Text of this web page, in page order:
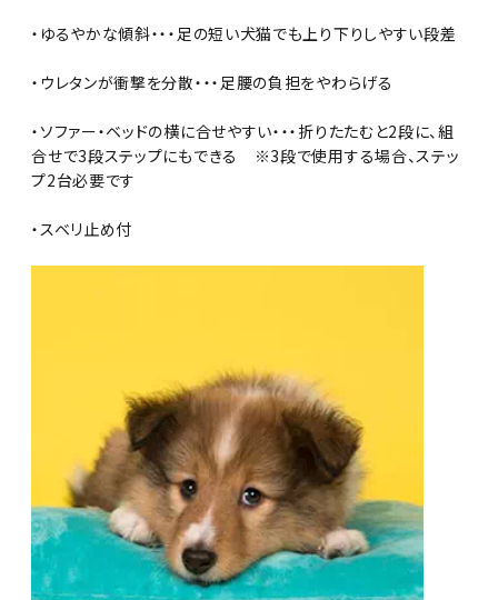
・ゆるやかな傾斜・・・足の短い犬猫でも上り下りしやすい段差
・ウレタンが衝撃を分散・・・足腰の負担をやわらげる
・ソファー・ベッドの横に合せやすい・・・折りたたむと2段に、組
合せで3段ステップにもできる ※3段で使用する場合、ステッ
プ2台必要です
・スベリ止め付